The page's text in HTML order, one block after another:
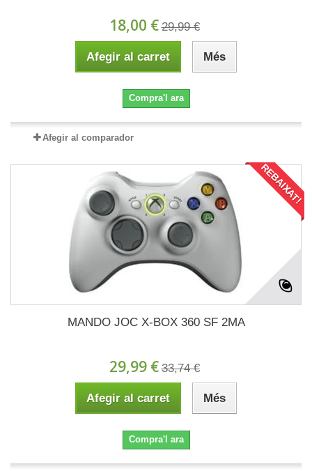
18,00 € 29,99 €
Afegir al carret Més
Compra'l ara
Afegir al comparador
REBAIXAT!
MANDO JOC X-BOX 360 SF 2MA
29,99 € 33,74 €
Afegir al carret Més
Compra'l ara